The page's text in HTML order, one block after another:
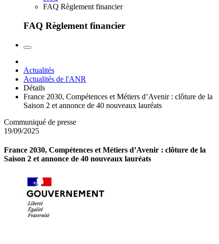
FAQ Règlement financier
FAQ Règlement financier
Actualités
Actualités de l'ANR
Détails
France 2030, Compétences et Métiers d’Avenir : clôture de la
Saison 2 et annonce de 40 nouveaux lauréats
Communiqué de presse
19/09/2025
France 2030, Compétences et Métiers d’Avenir : clôture de la
Saison 2 et annonce de 40 nouveaux lauréats